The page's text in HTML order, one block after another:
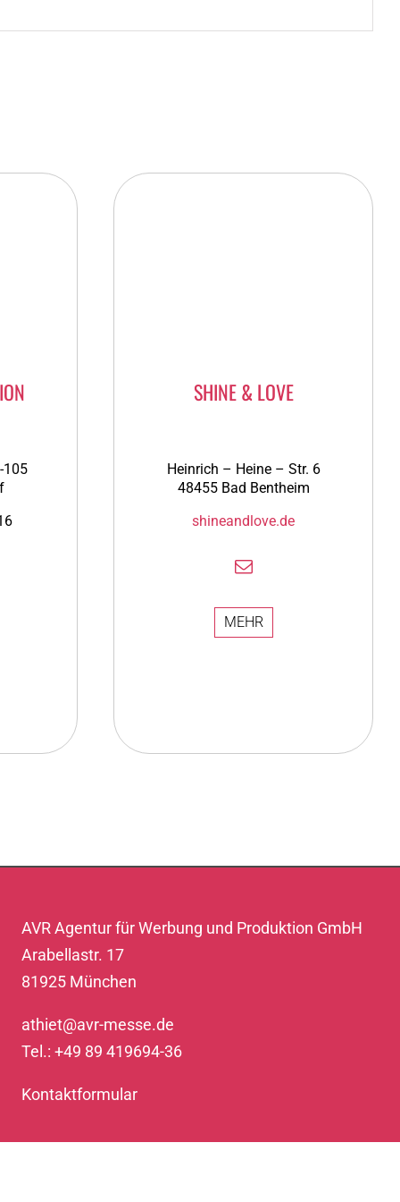
105
SHINE & LOVE
Heinrich – Heine – Str. 6
48455 Bad Bentheim
shineandlove.de
MEHR
AVR Agentur für Werbung und Produktion GmbH
Arabellastr. 17
81925 München
athiet@avr-messe.de
Tel.: +49 89 419694-36
Kontaktformular